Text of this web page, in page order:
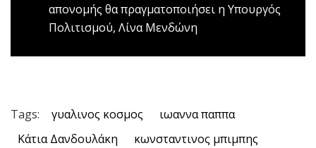
απονομής θα πραγματοποιήσει η Υπουργός
Πολιτισμού, Λίνα Μενδώνη
Tags: γυαλινος κοσμος
ιωαννα παππα
Κάτια Δανδουλάκη
κωνσταντινος μπιμπης